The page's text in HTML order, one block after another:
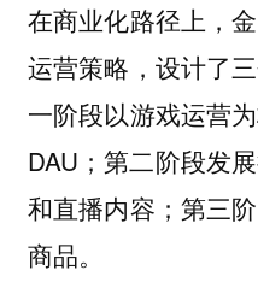
在商业化路径上，
运营策略，设计了
一阶段以游戏运营
DAU；第二阶段发
和直播内容；第三
商品。